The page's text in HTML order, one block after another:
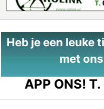
Heb je een leuke
met
APP ONS! T.